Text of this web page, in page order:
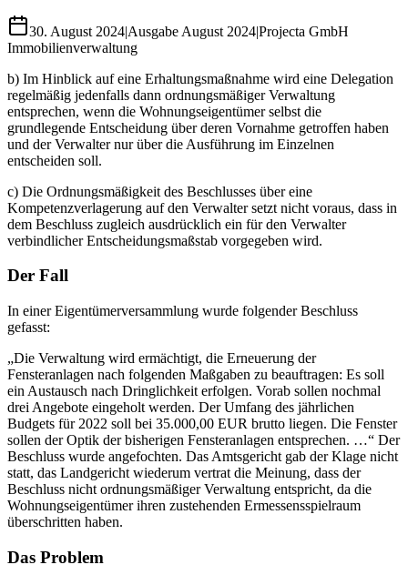
30. August 2024|Ausgabe August 2024|Projecta GmbH
Immobilienverwaltung
b) Im Hinblick auf eine Erhaltungsmaßnahme wird eine Delegation
regelmäßig jedenfalls dann ordnungsmäßiger Verwaltung
entsprechen, wenn die Wohnungseigentümer selbst die
grundlegende Entscheidung über deren Vornahme getroffen haben
und der Verwalter nur über die Ausführung im Einzelnen
entscheiden soll.
c) Die Ordnungsmäßigkeit des Beschlusses über eine
Kompetenzverlagerung auf den Verwalter setzt nicht voraus, dass in
dem Beschluss zugleich ausdrücklich ein für den Verwalter
verbindlicher Entscheidungsmaßstab vorgegeben wird.
Der Fall
In einer Eigentümerversammlung wurde folgender Beschluss
gefasst:
„Die Verwaltung wird ermächtigt, die Erneuerung der
Fensteranlagen nach folgenden Maßgaben zu beauftragen: Es soll
ein Austausch nach Dringlichkeit erfolgen. Vorab sollen nochmal
drei Angebote eingeholt werden. Der Umfang des jährlichen
Budgets für 2022 soll bei 35.000,00 EUR brutto liegen. Die Fenster
sollen der Optik der bisherigen Fensteranlagen entsprechen. …“ Der
Beschluss wurde angefochten. Das Amtsgericht gab der Klage nicht
statt, das Landgericht wiederum vertrat die Meinung, dass der
Beschluss nicht ordnungsmäßiger Verwaltung entspricht, da die
Wohnungseigentümer ihren zustehenden Ermessensspielraum
überschritten haben.
Das Problem